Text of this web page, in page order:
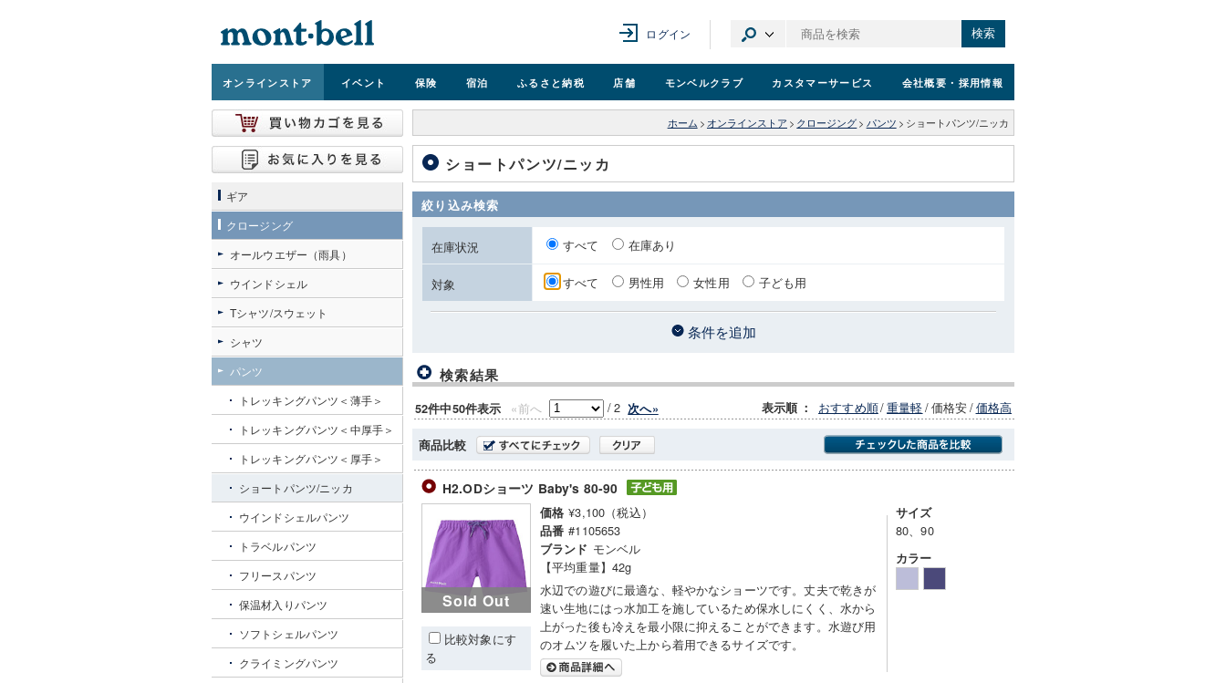
ログイン 検索
オンラインストア イベント 保険 宿泊 ふるさと納税 店舗 モンベルクラブ カスタマーサービス 会社概要 ・採用情報
ホーム > オンラインストア > クロージング > パンツ > ショートパンツ/ニッカ
ショートパンツ/ニッカ
絞り込み検索
在庫状況 すべて 在庫あり
対象 すべて 男性用 女性用 子ども用
条件を追加
検索結果
52件中50件表示 «前へ /2 次へ» 表示順 ： おすすめ順/重量軽/価格安/価格高
商品比較
H2.ODショーツ Baby's 80-90
Sold Out
比較対象にす
る
価格 ¥3,100（税込）
品番 #1105653
ブランド モンベル
【平均重量】42g
水辺での遊びに最適な、軽やかなショーツです。丈夫で乾きが
速い生地にはっ水加工を施しているため保水しにくく、水から
上がった後も冷えを最小限に抑えることができます。水遊び用
のオムツを履いた上から着用できるサイズです。
サイズ
80、90
カラー
ギア
クロージング
オールウエザー（雨具）
ウインドシェル
Tシャツ/スウェット
シャツ
パンツ
トレッキングパンツ＜薄手＞
トレッキングパンツ＜中厚手＞
トレッキングパンツ＜厚手＞
ショートパンツ/ニッカ
ウインドシェルパンツ
トラベルパンツ
フリースパンツ
保温材入りパンツ
ソフトシェルパンツ
クライミングパンツ